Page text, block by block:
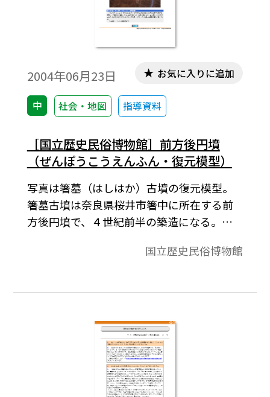
2004年06月23日
中 社会・地図 指導資料
お気に入りに追加
［国立歴史民俗博物館］前方後円墳
（ぜんぽうこうえんふん・復元模型）
写真は箸墓（はしはか）古墳の復元模型。
箸墓古墳は奈良県桜井市箸中に所在する前
方後円墳で、４世紀前半の築造になる。全
126mの巨大古墳で、前方部は約２分の１の
有の特徴を有している。（写真提供：国立
国立歴史民俗博物館